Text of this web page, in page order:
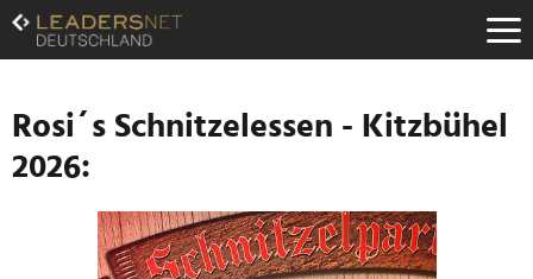
Zum
Inhalt
Zur
Navigation
Zur
Hauptnavigation
Rosi´s Schnitzelessen - Kitzbühel
2026: